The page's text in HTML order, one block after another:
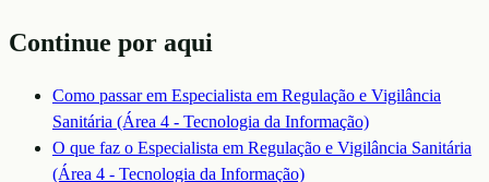
Continue por aqui
Como passar em Especialista em Regulação e Vigilância
Sanitária (Área 4 - Tecnologia da Informação)
O que faz o Especialista em Regulação e Vigilância Sanitária
(Área 4 - Tecnologia da Informação)